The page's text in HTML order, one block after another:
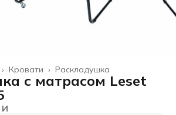
Раскладушка
Кровати ›
›
с матрасом Leset